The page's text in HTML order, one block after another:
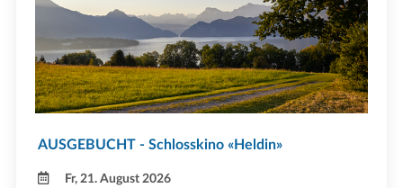
AUSGEBUCHT - Schlosskino «Heldin»
Fr, 21. August 2026